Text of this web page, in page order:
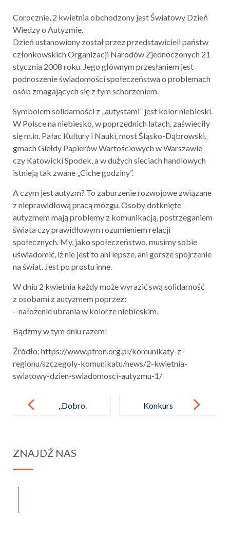
Corocznie, 2 kwietnia obchodzony jest Światowy Dzień
Wiedzy o Autyzmie.
Dzień ustanowiony został przez przedstawicieli państw
członkowskich Organizacji Narodów Zjednoczonych 21
stycznia 2008 roku. Jego głównym przesłaniem jest
podnoszenie świadomości społeczeństwa o problemach
osób zmagających się z tym schorzeniem.
Symbolem solidarności z „autystami” jest kolor niebieski.
W Polsce na niebiesko, w poprzednich latach, zaświeciły
się m.in. Pałac Kultury i Nauki, most Śląsko-Dąbrowski,
gmach Giełdy Papierów Wartościowych w Warszawie
czy Katowicki Spodek, a w dużych sieciach handlowych
istnieją tak zwane „Ciche godziny”.
A czym jest autyzm? To zaburzenie rozwojowe związane
z nieprawidłową pracą mózgu. Osoby dotknięte
autyzmem mają problemy z komunikacją, postrzeganiem
świata czy prawidłowym rozumieniem relacji
społecznych. My, jako społeczeństwo, musimy sobie
uświadomić, iż nie jest to ani lepsze, ani gorsze spojrzenie
na świat. Jest po prostu inne.
W dniu 2 kwietnia każdy może wyrazić swą solidarność
z osobami z autyzmem poprzez:
– nałożenie ubrania w kolorze niebieskim.
Bądźmy w tym dniu razem!
Źródło: https://www.pfron.org.pl/komunikaty-z-
regionu/szczegoly-komunikatu/news/2-kwietnia-
swiatowy-dzien-swiadomosci-autyzmu-1/
navigation
,,Dobro.
więcej
Konkurs
ZNAJDŹ NAS